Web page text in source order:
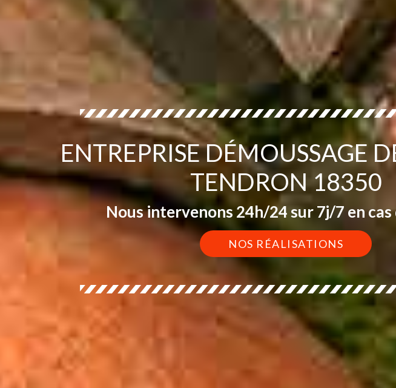
ENTREPRISE DÉMOUSSAGE
TENDRON 18350
Nous intervenons 24h/24 sur 7j/7 en
NOS RÉALISATIONS